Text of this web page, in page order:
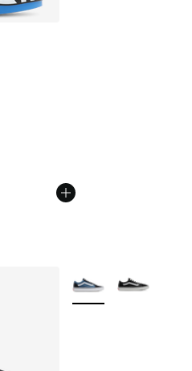
Prix en baisse de € 54,99 à
Plus de couleurs